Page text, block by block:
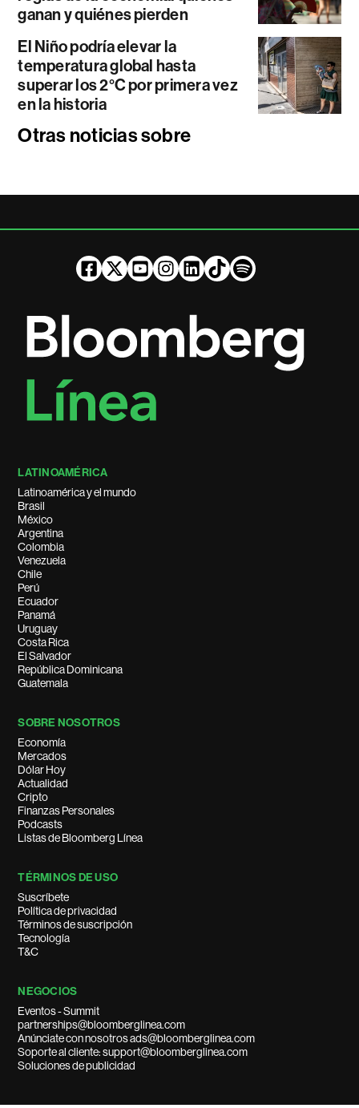
ganan y quiénes pierden
El Niño podría elevar la
temperatura global hasta
superar los 2°C por primera vez
en la historia
Otras noticias sobre
LATINOAMÉRICA
Latinoamérica y el mundo
Brasil
México
Argentina
Colombia
Venezuela
Chile
Perú
Ecuador
Panamá
Uruguay
Costa Rica
El Salvador
República Dominicana
Guatemala
SOBRE NOSOTROS
Economía
Mercados
Dólar Hoy
Actualidad
Cripto
Finanzas Personales
Podcasts
Listas de Bloomberg Línea
TÉRMINOS DE USO
Suscríbete
Política de privacidad
Términos de suscripción
Tecnología
T&C
NEGOCIOS
Eventos - Summit
partnerships@bloomberglinea.com
Anúnciate con nosotros ads@bloomberglinea.com
Soporte al cliente: support@bloomberglinea.com
Soluciones de publicidad